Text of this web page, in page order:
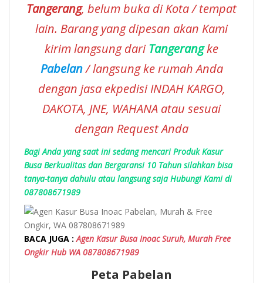
Tangerang, belum buka di Kota / tempat
lain. Barang yang dipesan akan Kami
kirim langsung dariTangerangke
Pabelan/ langsung ke rumah Anda
dengan jasa ekpedisi INDAH KARGO,
DAKOTA, JNE, WAHANA atau sesuai
dengan Request Anda
Bagi Anda yang saat ini sedang mencari Produk Kasur
Busa Berkualitas dan Bergaransi 10 Tahun silahkan bisa
tanya-tanya dahulu atau langsung saja Hubungi Kami di
087808671989
BACA JUGA : Agen Kasur Busa Inoac Suruh, Murah Free
Ongkir Hub WA 087808671989
Peta Pabelan